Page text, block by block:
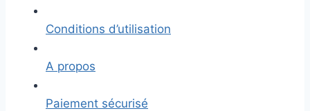
Conditions d’utilisation
A propos
Paiement sécurisé